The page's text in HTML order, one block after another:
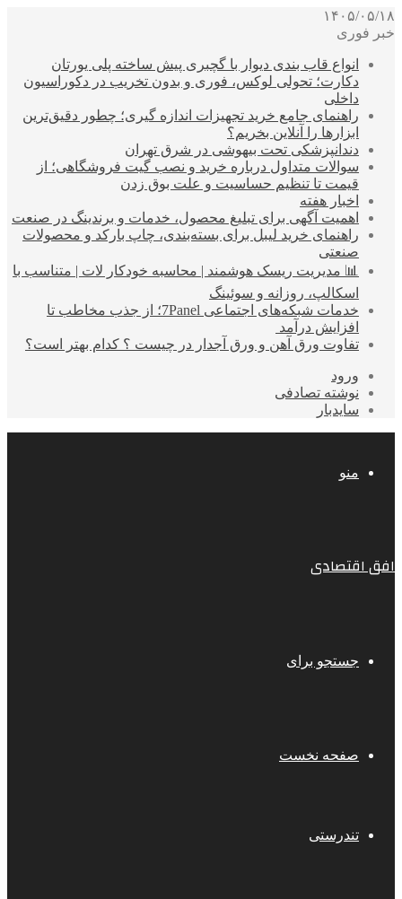
۱۴۰۵/۰۵/۱۸
خبر فوری
انواع قاب بندی دیوار با گچبری پیش ساخته پلی یورتان
دکارت؛ تحولی لوکس، فوری و بدون تخریب در دکوراسیون
داخلی
راهنمای جامع خرید تجهیزات اندازه گیری؛ چطور دقیق‌ترین
ابزارها را آنلاین بخریم؟
دندانپزشکی تحت بیهوشی در شرق تهران
سوالات متداول درباره خرید و نصب گیت فروشگاهی؛ از
قیمت تا تنظیم حساسیت و علت بوق زدن
اخبار هفته
اهمیت آگهی برای تبلیغ محصول، خدمات و برندینگ در صنعت
راهنمای خرید لیبل برای بسته‌بندی، چاپ بارکد و محصولات
صنعتی
📊 مدیریت ریسک هوشمند | محاسبه خودکار لات | متناسب با
اسکالپ، روزانه و سوئینگ
خدمات شبکه‌های اجتماعی 7Panel؛ از جذب مخاطب تا
افزایش درآمد
تفاوت ورق آهن و ورق آجدار در چیست ؟ کدام بهتر است؟
ورود
نوشته تصادفی
سایدبار
منو
افق اقتصادی
جستجو برای
صفحه نخست
تندرستی